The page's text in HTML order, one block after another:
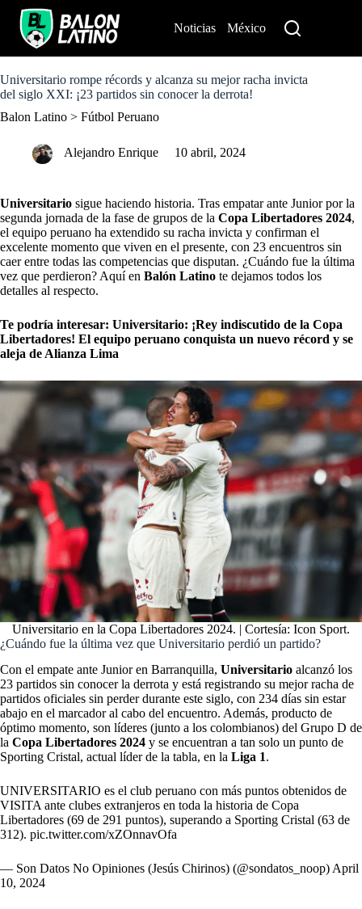
o
c
n
Noticias México
Universitario rompe récords y alcanza su mejor racha invicta
del siglo XXI: ¡23 partidos sin conocer la derrota!
Balon Latino > Fútbol Peruano
Alejandro Enrique 10 abril, 2024
Universitario sigue haciendo historia. Tras empatar ante Junior por la
segunda jornada de la fase de grupos de la Copa Libertadores 2024,
el equipo peruano ha extendido su racha invicta y confirman el
excelente momento que viven en el presente, con 23 encuentros sin
caer entre todas las competencias que disputan. ¿Cuándo fue la última
vez que perdieron? Aquí en Balón Latino te dejamos todos los
detalles al respecto.
Te podría interesar: Universitario: ¡Rey indiscutido de la Copa
Libertadores! El equipo peruano conquista un nuevo récord y se
aleja de Alianza Lima
Universitario en la Copa Libertadores 2024. | Cortesía: Icon Sport.
¿Cuándo fue la última vez que Universitario perdió un partido?
Con el empate ante Junior en Barranquilla, Universitario alcanzó los
23 partidos sin conocer la derrota y está registrando su mejor racha de
partidos oficiales sin perder durante este siglo, con 234 días sin estar
abajo en el marcador al cabo del encuentro. Además, producto de
óptimo momento, son líderes (junto a los colombianos) del Grupo D de
la Copa Libertadores 2024 y se encuentran a tan solo un punto de
Sporting Cristal, actual líder de la tabla, en la Liga 1.
UNIVERSITARIO es el club peruano con más puntos obtenidos de
VISITA ante clubes extranjeros en toda la historia de Copa
Libertadores (69 de 291 puntos), superando a Sporting Cristal (63 de
312). pic.twitter.com/xZOnnavOfa
— Son Datos No Opiniones (Jesús Chirinos) (@sondatos_noop)April
10, 2024